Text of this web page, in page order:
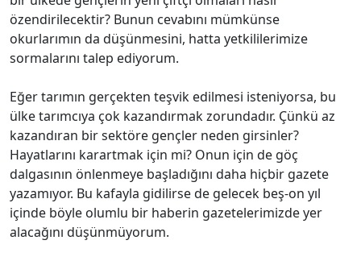
özendirilecektir? Bunun cevabını mümkünse
okurlarımın da düşünmesini, hatta yetkililerimize
sormalarını talep ediyorum.
Eğer tarımın gerçekten teşvik edilmesi isteniyorsa, bu
ülke tarımcıya çok kazandırmak zorundadır. Çünkü az
kazandıran bir sektöre gençler neden girsinler?
Hayatlarını karartmak için mi? Onun için de göç
dalgasının önlenmeye başladığını daha hiçbir gazete
yazamıyor. Bu kafayla gidilirse de gelecek beş-on yıl
içinde böyle olumlu bir haberin gazetelerimizde yer
alacağını düşünmüyorum.